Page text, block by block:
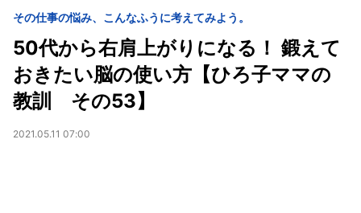
その仕事の悩み、こんなふうに考えてみよう。
50代から右肩上がりになる！ 鍛えて
おきたい脳の使い方【ひろ子ママの
教訓 その53】
2021.05.11 07:00